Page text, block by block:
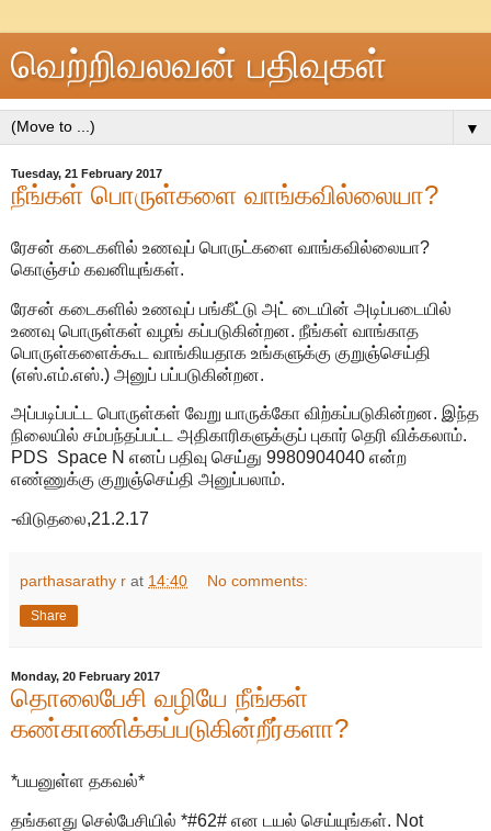
வெற்றிவலவன் பதிவுகள்
▼
Tuesday, 21 February 2017
நீங்கள் பொருள்களை வாங்கவில்லையா?
ரேசன் கடைகளில் உணவுப் பொருட்களை வாங்கவில்லையா?
கொஞ்சம் கவனியுங்கள்.
ரேசன் கடைகளில் உணவுப் பங்கீட்டு அட் டையின் அடிப்படையில்
உணவு பொருள்கள் வழங் கப்படுகின்றன. நீங்கள் வாங்காத
பொருள்களைக்கூட வாங்கியதாக உங்களுக்கு குறுஞ்செய்தி
(எஸ்.எம்.எஸ்.) அனுப் பப்படுகின்றன.
அப்படிப்பட்ட பொருள்கள் வேறு யாருக்கோ விற்கப்படுகின்றன. இந்த
நிலையில் சம்பந்தப்பட்ட அதிகாரிகளுக்குப் புகார் தெரி விக்கலாம்.
PDS Space N எனப் பதிவு செய்து 9980904040 என்ற
எண்ணுக்கு குறுஞ்செய்தி அனுப்பலாம்.
-விடுதலை,21.2.17
parthasarathy r at 14:40 No comments:
Share
Monday, 20 February 2017
தொலைபேசி வழியே நீங்கள்
கண்காணிக்கப்படுகின்றீர்களா?
*பயனுள்ள தகவல்*
தங்களது செல்பேசியில் *#62# என டயல் செய்யுங்கள். Not